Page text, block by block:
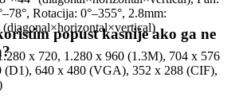
Rotacija: 0°–355°, 2.8mm:
(diagonal×horizontal×vertical)
x 720, 1.280 x 960 (1.3M), 704 x 576
(D1), 640 x 480 (VGA), 352 x 288 (CIF),
popust kasnije ako ga ne